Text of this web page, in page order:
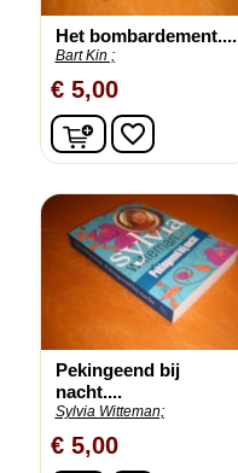
Het bombardement....
Bart Kin ;
€ 5,00
In winkelwagen
favorite_border
Pekingeend bij
nacht....
Sylvia Witteman;
€ 5,00